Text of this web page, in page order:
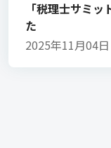
「税理士サミ
た
2025年11月04日